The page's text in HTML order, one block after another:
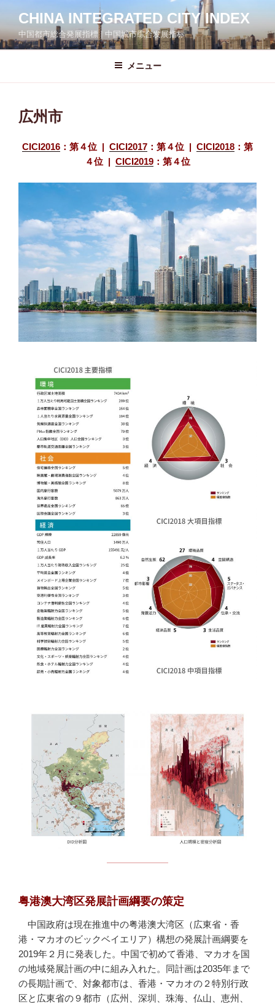
テ
ン
へ
CHINA INTEGRATED CITY INDEX
中国都市総合発展指標 | 中国城市综合发展指标
メニュー
広州市
CICI2016 ：第４位 | CICI2017 ：第４位 | CICI2018 ：第
４位 | CICI2019 ：第４位
粤港澳大湾区発展計画綱要の策定
中国政府は現在推進中の粤港澳大湾区（広東省・香
港・マカオのビックベイエリア）構想の発展計画綱要を
2019年２月に発表した。中国で初めて香港、マカオを国
の地域発展計画の中に組み入れた。同計画は2035年まで
の長期計画で、対象都市は、香港・マカオの２特別行政
区と広東省の９都市 （広州、深圳、珠海、仏山、恵州、